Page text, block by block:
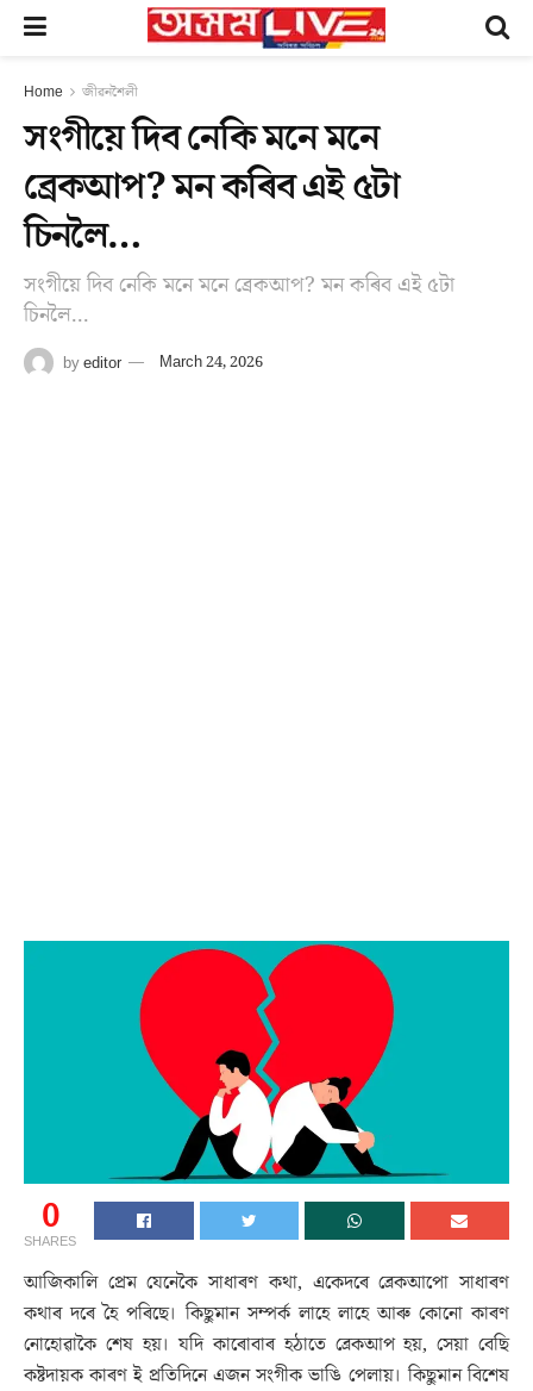
Home জীৱনশৈলী
সংগীয়ে দিব নেকি মনে মনে
ব্ৰেকআপ? মন কৰিব এই ৫টা
চিনলৈ…
সংগীয়ে দিব নেকি মনে মনে ব্ৰেকআপ? মন কৰিব এই ৫টা
চিনলৈ...
byeditor March 24, 2026
0
SHARES
আজিকালি প্ৰেম যেনেকৈ সাধাৰণ কথা, একেদৰে ব্ৰেকআপো সাধাৰণ
কথাৰ দৰে হৈ পৰিছে। কিছুমান সম্পৰ্ক লাহে লাহে আৰু কোনো কাৰণ
নোহোৱাকৈ শেষ হয়। যদি কাৰোবাৰ হঠাতে ব্ৰেকআপ হয়, সেয়া বেছি
কষ্টদায়ক কাৰণ ই প্ৰতিদিনে এজন সংগীক ভাঙি পেলায়। কিছুমান বিশেষ